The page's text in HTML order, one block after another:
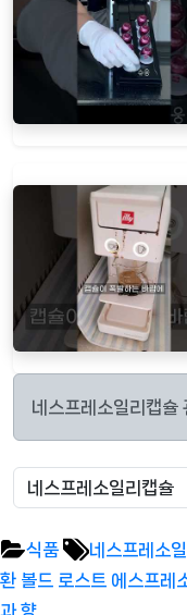
네스프레소일리캡슐
식품 Tags:
네스프레소
환 볼드 로스트 에스프레
과 향